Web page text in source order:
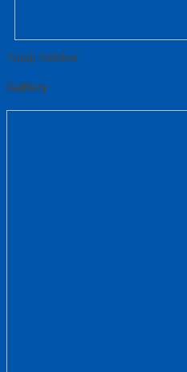
Tutup Sidebar
Gallery